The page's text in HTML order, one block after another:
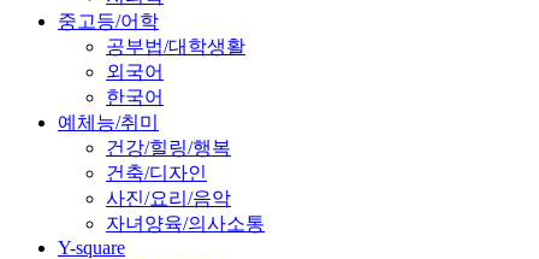
중고등/어학
공부법/대학생활
외국어
한국어
예체능/취미
건강/힐링/행복
건축/디자인
사진/요리/음악
자녀양육/의사소통
Y-square